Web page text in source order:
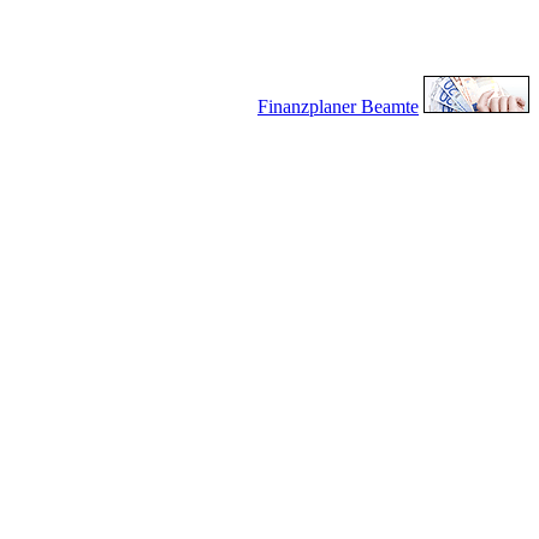
Finanzplaner Beamte